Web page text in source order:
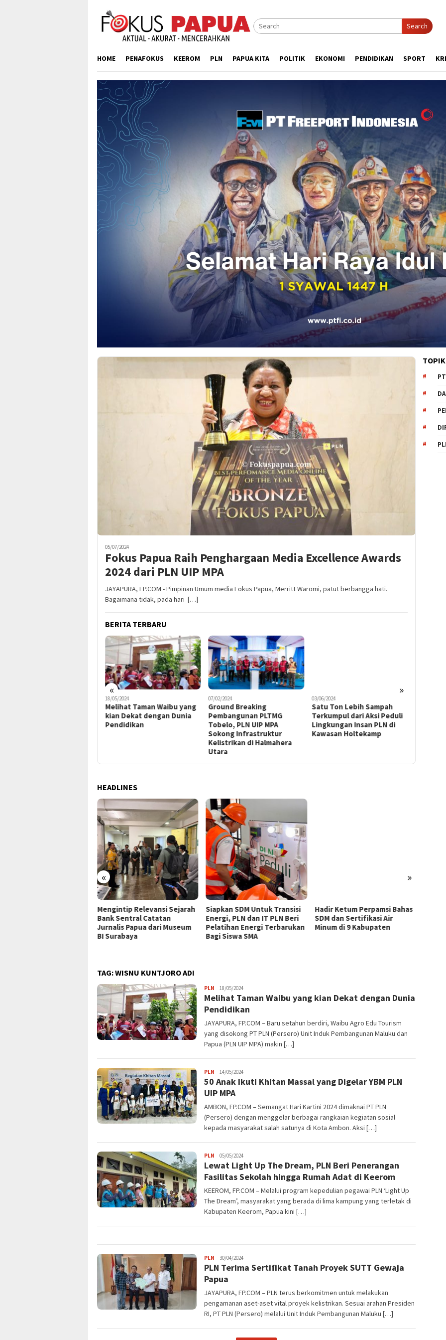
content
Search
HOME PENAFOKUS KEEROM PLN PAPUA KITA POLITIK EKONOMI PENDIDIKAN SPORT
05/07/2024
Fokus Papua Raih Penghargaan Media Excellence Awards
2024 dari PLN UIP MPA
JAYAPURA, FP.COM - Pimpinan Umum media Fokus Papua, Merritt Waromi, patut berbangga hati.
Bagaimana tidak, pada hari […]
BERITA TERBARU
« »
18/05/2024
Melihat Taman Waibu yang
kian Dekat dengan Dunia
Pendidikan
07/02/2024
Ground Breaking
Pembangunan PLTMG
Tobelo, PLN UIP MPA
Sokong Infrastruktur
Kelistrikan di Halmahera
Utara
03/06/2024
Satu Ton Lebih Sampah
Terkumpul dari Aksi Peduli
Lingkungan Insan PLN di
Kawasan Holtekamp
HEADLINES
« »
Mengintip Relevansi Sejarah
Bank Sentral Catatan
Jurnalis Papua dari Museum
BI Surabaya
Siapkan SDM Untuk Transisi
Energi, PLN dan IT PLN Beri
Pelatihan Energi Terbarukan
Bagi Siswa SMA
Hadir Ketum Perpamsi Bahas
SDM dan Sertifikasi Air
Minum di 9 Kabupaten
TAG:WISNU KUNTJORO ADI
PLN JPatading
18/05/2024
Melihat Taman Waibu yang kian Dekat dengan Dunia
Pendidikan
JAYAPURA, FP.COM – Baru setahun berdiri, Waibu Agro Edu Tourism
yang disokong PT PLN (Persero) Unit Induk Pembangunan Maluku dan
Papua (PLN UIP MPA) makin […]
PLN JPatading
14/05/2024
50 Anak Ikuti Khitan Massal yang Digelar YBM PLN
UIP MPA
AMBON, FP.COM – Semangat Hari Kartini 2024 dimaknai PT PLN
(Persero) dengan menggelar berbagai rangkaian kegiatan sosial
kepada masyarakat salah satunya di Kota Ambon. Aksi […]
PLN JPatading
05/05/2024
Lewat Light Up The Dream, PLN Beri Penerangan
Fasilitas Sekolah hingga Rumah Adat di Keerom
KEEROM, FP.COM – Melalui program kepedulian pegawai PLN ‘Light Up
The Dream’, masyarakat yang berada di lima kampung yang terletak di
Kabupaten Keerom, Papua kini […]
PLN JPatading
30/04/2024
PLN Terima Sertifikat Tanah Proyek SUTT Gewaja
Papua
JAYAPURA, FP.COM – PLN terus berkomitmen untuk melakukan
pengamanan aset-aset vital proyek kelistrikan. Sesuai arahan Presiden
RI, PT PLN (Persero) melalui Unit Induk Pembangunan Maluku […]